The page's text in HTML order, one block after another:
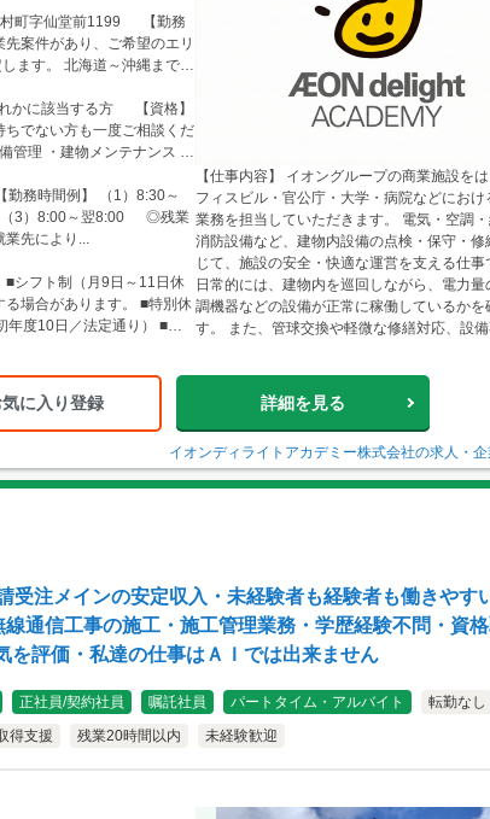
村町字仙堂前1199 【勤務
案件があり、ご希望のエリ
ます。 北海道～沖縄まで、
・立川・調布・西東京 └
・厚木 └千葉・船橋・市
ま・川越・越谷・久喜・三
進・稲沢・清須・小牧 └岐
名・志摩 └静岡・浜松・沼
なんばエリア・梅田エリ
都市・長岡京・舞鶴・木
福知山・綾部・八幡 └滋
長浜・米原 └和歌山・新
かに該当する方 【資格】
でない方も一度ご相談くだ
理 ・建物メンテナンス な
勤務時間例】 （1）8:30～
（3）8:00～翌8:00 ◎残業
先により...
フト制（月9日～11日休
場合があります。 ■特別休
度10日／法定通り） ■慶
【仕事内容】 イオングループの商業施設を
フィスビル・官公庁・大学・病院などにおけ
業務を担当していただきます。 電気・空調・
消防設備など、建物内設備の点検・保守・修
じて、施設の安全・快適な運営を支える仕
日常的には、建物内を巡回しながら、電力量
調機器などの設備が正常に稼働しているかを
す。 また、管球交換や軽微な修繕対応、設備
に入り登録 詳細を見る
イオンディライトアカデミー株式会社の求人・
受注メインの安定収入・未経験者も経験者も働きやす
通信工事の施工・施工管理業務・学歴経験不問・資
を評価・私達の仕事はＡＩでは出来ません
正社員/契約社員 嘱託社員 パートタイム・アルバイト
転勤なし
得支援 残業20時間以内 未経験歓迎